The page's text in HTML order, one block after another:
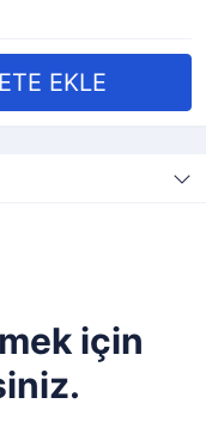
için